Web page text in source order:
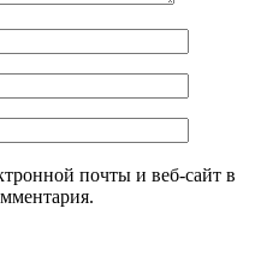
почты и веб-сайт в